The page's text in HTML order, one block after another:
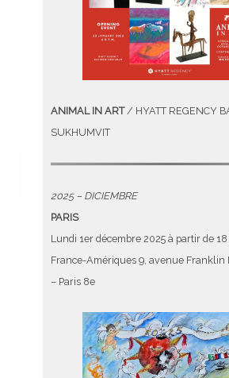
ANIMAL IN ART/ HYATT REGENCY
SUKHUMVIT
2025 – DICIEMBRE
PARIS
Lundi 1er décembre 2025 à partir de 18
France-Amériques 9, avenue Franklin
– Paris 8e